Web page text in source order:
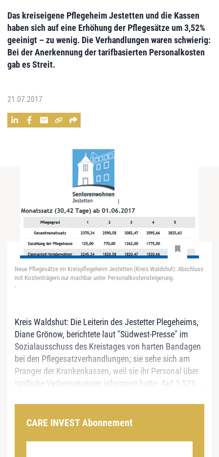
Das kreiseigene Pflegeheim Jestetten und die Kassen
haben sich auf eine Erhöhung der Pflegesätze um 3,52%
geeinigt – zu wenig. Die Verhandlungen waren schwierig:
Bei derAnerkennung der tarifbasierten Personalkosten
gab es Streit.
21.07.2017
Neue Pflegesätze im Kreispflegeheim Jestetten (Kreis Waldshut): Abschluss
mit Kostenträgern nur machbar unter Personalkostensteigerung.
-
Kreis Waldshut: Die Leiterin des Jestetter Plegeheims,
Diane Grönow, berichtete laut "Südwest-Presse" im
Sozialausschuss des Kreistages von harten Bandagen
bei den Pflegesatzverhandlungen; sie sehe sich am
Pranger der Krankenkassen, weil sie ihr Personal über
tarifliche Verbesserungen informiert hatte. Auf 3,52%...
CARE INVEST Abonnement